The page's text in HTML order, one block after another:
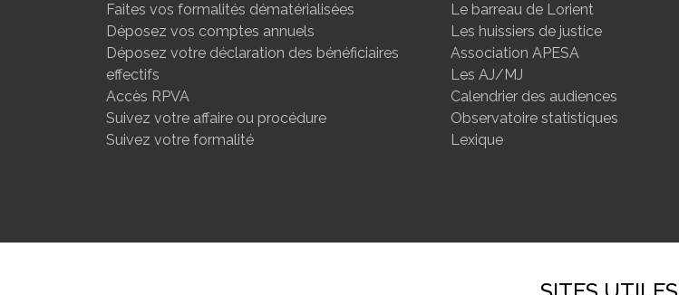
Faites vos formalités dématérialisées
Déposez vos comptes annuels
Déposez votre déclaration des bénéficiaires
effectifs
Accès RPVA
Suivez votre affaire ou procédure
Suivez votre formalité
Le barreau de Lorient
Les huissiers de justice
Association APESA
Les AJ/MJ
Calendrier des audiences
Observatoire statistiques
Lexique